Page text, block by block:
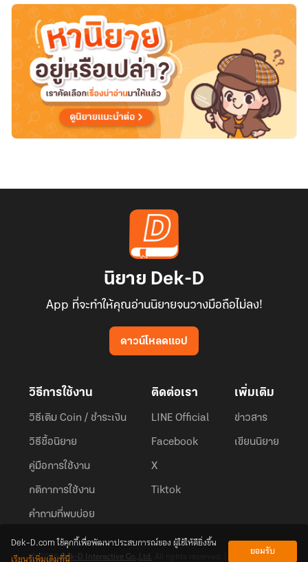
นิยาย Dek-D
App ที่จะทำให้คุณอ่านนิยายจนวางมือถือไม่ลง!
ดาวน์โหลดแอป
วิธีการใช้งาน
วิธีเติม Coin / ชำระเงิน
วิธีซื้อนิยาย
คู่มือการใช้งาน
กติกาการใช้งาน
คำถามที่พบบ่อย
ติดต่อเรา
LINE Official
Facebook
X
Tiktok
เพิ่มเติม
ข่าวสาร
เขียนนิยาย
© 2026Dek-D Interactive Co.,Ltd.
Dek-D.com ใช้คุกกี้เพื่อพัฒนาประสบการณ์ของ ผู้ใช้ให้ดียิ่งขึ้น
ยอมรับ